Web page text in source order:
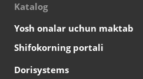
Katalog
Yosh onalar uchun maktab
Shifokorning portali
Dorisystems